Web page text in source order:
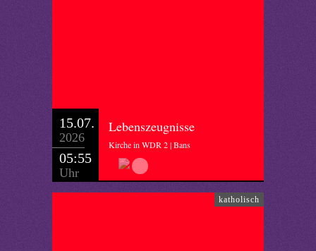
15.07.
2026
05:55
Uhr
Lebenszeugnisse
Kirche in WDR 2 | Bans
katholisch